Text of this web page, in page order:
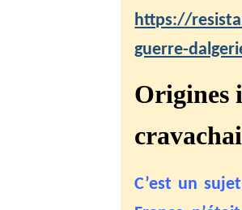
https://
guerre-
Origines
C’est un